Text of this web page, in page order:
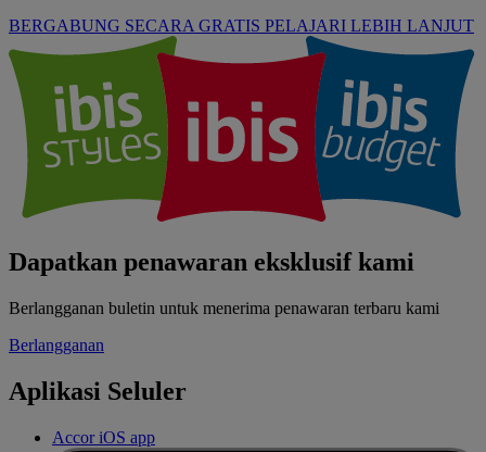
BERGABUNG SECARA GRATIS PELAJARI LEBIH LANJUT
Dapatkan penawaran eksklusif kami
Berlangganan buletin untuk menerima penawaran terbaru kami
Berlangganan
Aplikasi Seluler
Accor iOS app